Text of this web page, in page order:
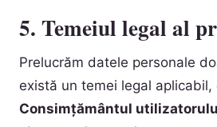
5. Temeiul legal al
Prelucrăm datele personale
există un temei legal aplicabil,
Consimțământul